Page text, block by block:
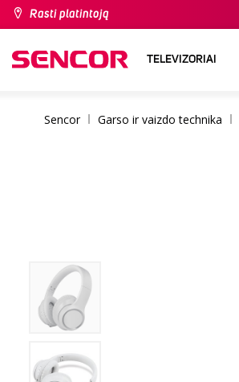
Rasti platintoją
TELEVIZORIAI
Sencor Garso ir vaizdo technika